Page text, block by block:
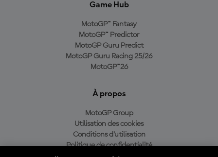
Game Hub
MotoGP™ Fantasy
MotoGP™ Predictor
MotoGP Guru Predict
MotoGP Guru Racing 25/26
MotoGP™26
À propos
MotoGP Group
Utilisation des cookies
Conditions d'utilisation
Politique de confidentialité